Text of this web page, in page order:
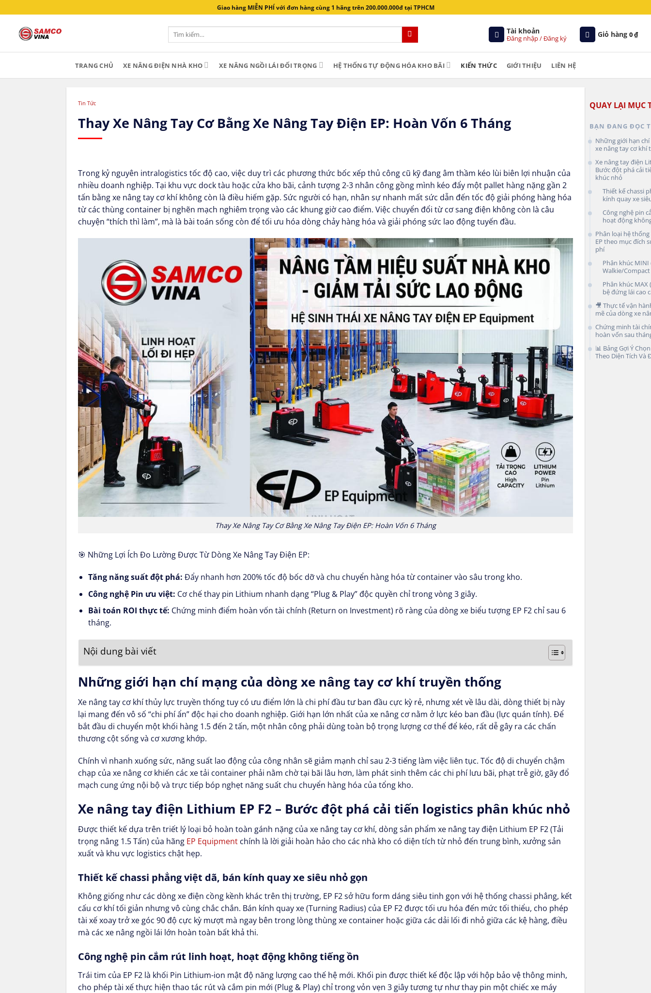
qua
Giao hàng MIỄN PHÍ với đơn hàng cùng 1 hãng trên 200.000.000đ tại TPHCM
Tìm
Tài khoản
Đăng nhập / Đăng ký Giỏ hàng 0₫
TRANG CHỦ XE NÂNG ĐIỆN NHÀ KHO XE NÂNG NGỒI LÁI ĐỐI TRỌNG HỆ THỐNG TỰ ĐỘNG HÓA KHO BÃI KIẾN THỨC GIỚI THIỆU LIÊN HỆ
Tin Tức
Thay Xe Nâng Tay Cơ Bằng Xe Nâng Tay Điện EP: Hoàn Vốn 6 Tháng
Trong kỷ nguyên intralogistics tốc độ cao, việc duy trì các phương thức bốc xếp thủ công cũ kỹ đang âm thầm kéo lùi biên lợi nhuận của
nhiều doanh nghiệp. Tại khu vực dock tàu hoặc cửa kho bãi, cảnh tượng 2-3 nhân công gồng mình kéo đẩy một pallet hàng nặng gần 2
tấn bằng xe nâng tay cơ khí không còn là điều hiếm gặp. Sức người có hạn, nhân sự nhanh mất sức dẫn đến tốc độ giải phóng hàng hóa
từ các thùng container bị nghẽn mạch nghiêm trọng vào các khung giờ cao điểm. Việc chuyển đổi từ cơ sang điện không còn là câu
chuyện “thích thì làm”, mà là bài toán sống còn để tối ưu hóa dòng chảy hàng hóa và giải phóng sức lao động tuyến đầu.
Thay Xe Nâng Tay Cơ Bằng Xe Nâng Tay Điện EP: Hoàn Vốn 6 Tháng
🎯 Những Lợi Ích Đo Lường Được Từ Dòng Xe Nâng Tay Điện EP:
Tăng năng suất đột phá: Đẩy nhanh hơn 200% tốc độ bốc dỡ và chu chuyển hàng hóa từ container vào sâu trong kho.
Công nghệ Pin ưu việt: Cơ chế thay pin Lithium nhanh dạng “Plug & Play” độc quyền chỉ trong vòng 3 giây.
Bài toán ROI thực tế: Chứng minh điểm hoàn vốn tài chính (Return on Investment) rõ ràng của dòng xe biểu tượng EP F2 chỉ sau 6
tháng.
Nội dung bài viết
Những giới hạn chí mạng của dòng xe nâng tay cơ khí truyền thống
Xe nâng tay cơ khí thủy lực truyền thống tuy có ưu điểm lớn là chi phí đầu tư ban đầu cực kỳ rẻ, nhưng xét về lâu dài, dòng thiết bị này
lại mang đến vô số “chi phí ẩn” độc hại cho doanh nghiệp. Giới hạn lớn nhất của xe nâng cơ nằm ở lực kéo ban đầu (lực quán tính). Để
bắt đầu di chuyển một khối hàng 1.5 đến 2 tấn, một nhân công phải dùng toàn bộ trọng lượng cơ thể để kéo, rất dễ gây ra các chấn
thương cột sống và cơ xương khớp.
Chính vì nhanh xuống sức, năng suất lao động của công nhân sẽ giảm mạnh chỉ sau 2-3 tiếng làm việc liên tục. Tốc độ di chuyển chậm
chạp của xe nâng cơ khiến các xe tải container phải nằm chờ tại bãi lâu hơn, làm phát sinh thêm các chi phí lưu bãi, phạt trễ giờ, gãy đổ
mạch cung ứng nội bộ và trực tiếp bóp nghẹt năng suất chu chuyển hàng hóa của tổng kho.
Xe nâng tay điện Lithium EP F2 – Bước đột phá cải tiến logistics phân khúc nhỏ
Được thiết kế dựa trên triết lý loại bỏ hoàn toàn gánh nặng của xe nâng tay cơ khí, dòng sản phẩm xe nâng tay điện Lithium EP F2 (Tải
trọng nâng 1.5 Tấn) của hãng EP Equipment chính là lời giải hoàn hảo cho các nhà kho có diện tích từ nhỏ đến trung bình, xưởng sản
xuất và khu vực logistics chật hẹp.
Thiết kế chassi phẳng việt dã, bán kính quay xe siêu nhỏ gọn
Không giống như các dòng xe điện cồng kềnh khác trên thị trường, EP F2 sở hữu form dáng siêu tinh gọn với hệ thống chassi phẳng, kết
cấu cơ khí tối giản nhưng vô cùng chắc chắn. Bán kính quay xe (Turning Radius) của EP F2 được tối ưu hóa đến mức tối thiểu, cho phép
tài xế xoay trở xe góc 90 độ cực kỳ mượt mà ngay bên trong lòng thùng xe container hoặc giữa các dải lối đi nhỏ giữa các kệ hàng, điều
mà các xe nâng ngồi lái lớn hoàn toàn bất khả thi.
Công nghệ pin cắm rút linh hoạt, hoạt động không tiếng ồn
Trái tim của EP F2 là khối Pin Lithium-ion mật độ năng lượng cao thế hệ mới. Khối pin được thiết kế độc lập với hộp bảo vệ thông minh,
cho phép tài xế thực hiện thao tác rút và cắm pin mới (Plug & Play) chỉ trong vỏn vẹn 3 giây tương tự như thay pin một chiếc xe máy
QUAY LẠI MỤC
BẠN ĐANG ĐỌC
Những giới hạn
xe nâng tay cơ khí
Xe nâng tay điện
Bước đột phá cải
khúc nhỏ
Thiết kế chassi
kính quay xe
Công nghệ pin
hoạt động
Phân loại hệ
EP theo mục đích
phí
Phân khúc MINI
Walkie/
Phân khúc MAX
bệ đứng lái cao
🎥 Thực tế vận
mẽ của dòng xe
Chứng minh tài
hoàn vốn sau
📊 Bảng Gợi Ý
Theo Diện Tích Và